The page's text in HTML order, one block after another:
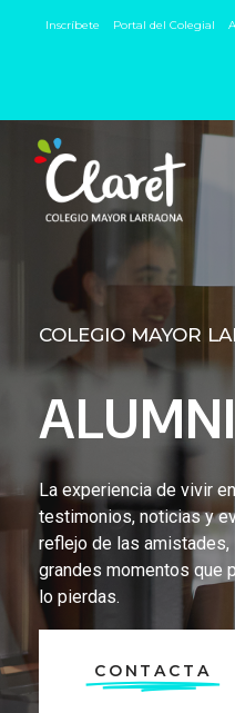
Inscríbete Portal del Colegial
COLEGIO MAYOR
ALUMNI
La experiencia de vivir
testimonios, noticias y
reflejo de las
grandes momentos que
lo pierdas.
CONTACTA